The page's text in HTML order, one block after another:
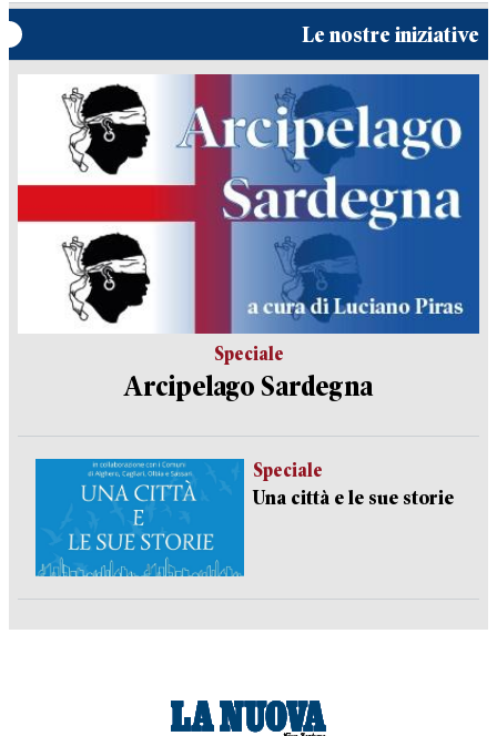
Le nostre iniziative
Speciale
Arcipelago Sardegna
Speciale
Una città e le sue storie